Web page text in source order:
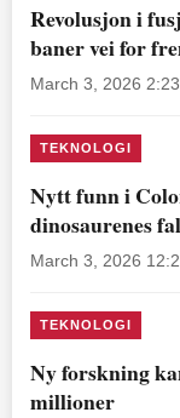
Revolusjon i
baner vei for
March 3, 2026
TEKNOLOGI
Nytt funn i
dinosaurenes
March 3, 2026
TEKNOLOGI
Ny forskning
millioner